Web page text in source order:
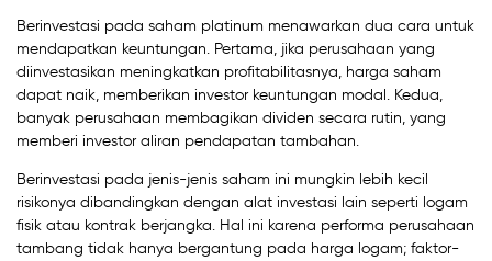
Berinvestasi pada saham platinum menawarkan dua cara untuk
mendapatkan keuntungan. Pertama, jika perusahaan yang
diinvestasikan meningkatkan profitabilitasnya, harga saham
dapat naik, memberikan investor keuntungan modal. Kedua,
banyak perusahaan membagikan dividen secara rutin, yang
memberi investor aliran pendapatan tambahan.
Berinvestasi pada jenis-jenis saham ini mungkin lebih kecil
risikonya dibandingkan dengan alat investasi lain seperti logam
fisik atau kontrak berjangka. Hal ini karena performa perusahaan
tambang tidak hanya bergantung pada harga logam; faktor-